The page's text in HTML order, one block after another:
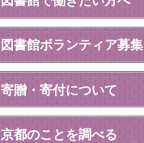
図書館ボランティア募集
寄贈・寄付について
京都のことを調べる